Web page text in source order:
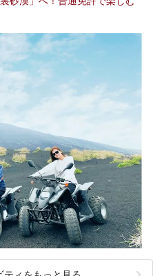
施設や、1,000円以下で楽しめる安
ジャーにもぴったりなエンタメ要素
用のシーンに合わせて参考にしてく